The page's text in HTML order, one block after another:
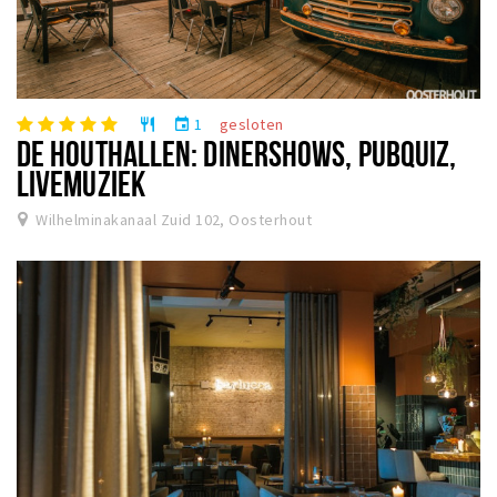
restaurant event 1 gesloten
DE HOUTHALLEN: DINERSHOWS, PUBQUIZ,
LIVEMUZIEK
Wilhelminakanaal Zuid 102, Oosterhout